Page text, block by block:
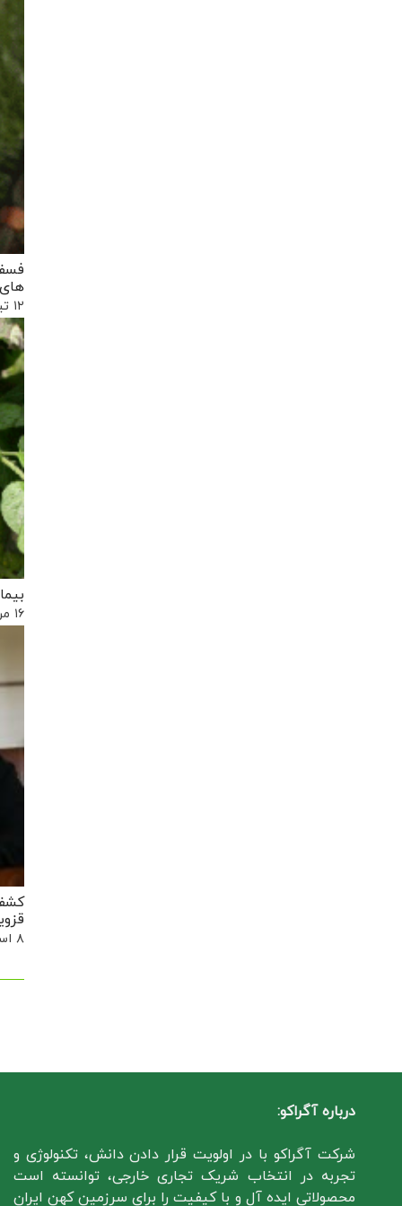
۱۲ تیر, ۱۳۹۷
۱۶ مرداد, ۱۳۹۷
۸ اسفند, ۱۳۹۸
درباره آگراکو:
شرکت آگراکو با در اولویت قرار دادن دانش، تکنولوژی و
تجربه در انتخاب شریک تجاری خارجی، توانسته است
محصولاتی ایده آل و با کیفیت را برای سرزمین کهن ایران